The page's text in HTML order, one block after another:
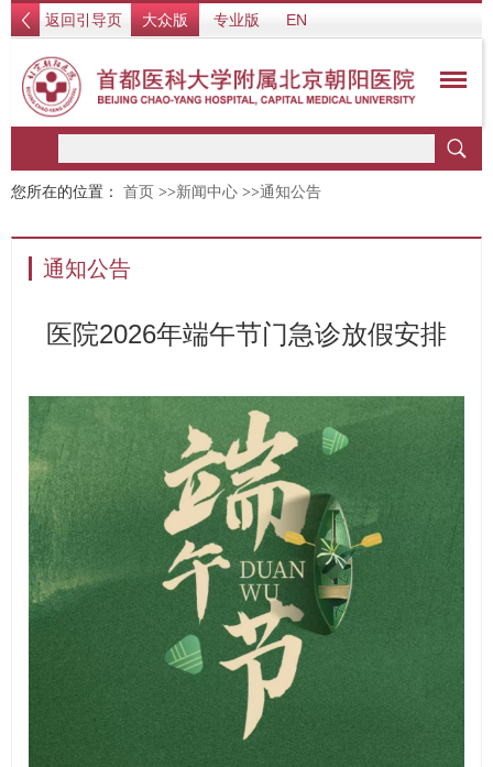
返回引导页 大众版 专业版 EN
您所在的位置： 首页 >>新闻中心 >>通知公告
通知公告
医院2026年端午节门急诊放假安排